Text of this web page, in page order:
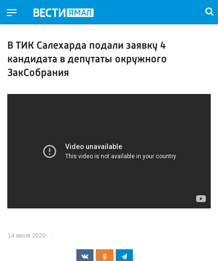
В ТИК Салехарда подали заявку 4
кандидата в депутаты окружного
ЗакСобрания
14 июля 2020